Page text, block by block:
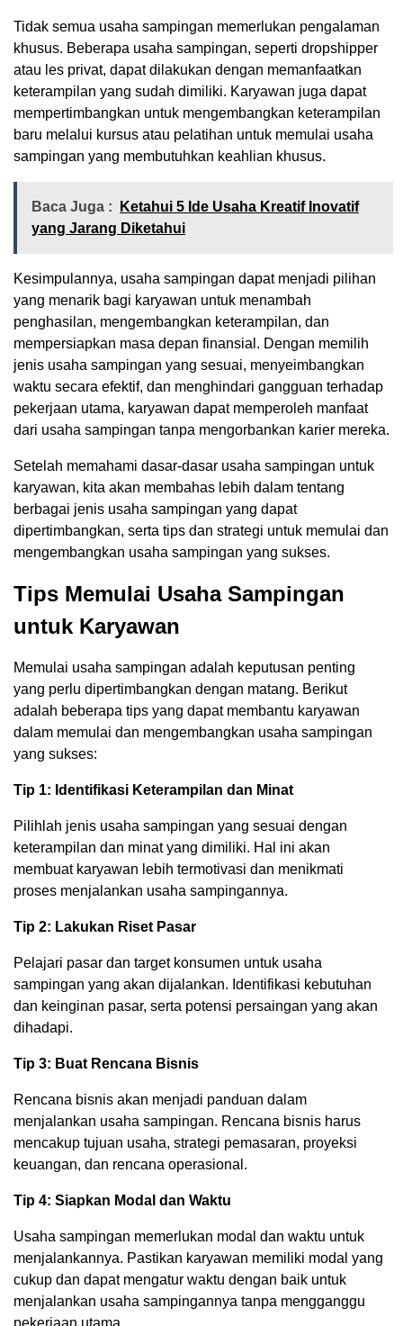
Tidak semua usaha sampingan memerlukan pengalaman
khusus. Beberapa usaha sampingan, seperti dropshipper
atau les privat, dapat dilakukan dengan memanfaatkan
keterampilan yang sudah dimiliki. Karyawan juga dapat
mempertimbangkan untuk mengembangkan keterampilan
baru melalui kursus atau pelatihan untuk memulai usaha
sampingan yang membutuhkan keahlian khusus.
Baca Juga :
Ketahui 5 Ide Usaha Kreatif Inovatif
yang Jarang Diketahui
Kesimpulannya, usaha sampingan dapat menjadi pilihan
yang menarik bagi karyawan untuk menambah
penghasilan, mengembangkan keterampilan, dan
mempersiapkan masa depan finansial. Dengan memilih
jenis usaha sampingan yang sesuai, menyeimbangkan
waktu secara efektif, dan menghindari gangguan terhadap
pekerjaan utama, karyawan dapat memperoleh manfaat
dari usaha sampingan tanpa mengorbankan karier mereka.
Setelah memahami dasar-dasar usaha sampingan untuk
karyawan, kita akan membahas lebih dalam tentang
berbagai jenis usaha sampingan yang dapat
dipertimbangkan, serta tips dan strategi untuk memulai dan
mengembangkan usaha sampingan yang sukses.
Tips Memulai Usaha Sampingan
untuk Karyawan
Memulai usaha sampingan adalah keputusan penting
yang perlu dipertimbangkan dengan matang. Berikut
adalah beberapa tips yang dapat membantu karyawan
dalam memulai dan mengembangkan usaha sampingan
yang sukses:
Tip 1: Identifikasi Keterampilan dan Minat
Pilihlah jenis usaha sampingan yang sesuai dengan
keterampilan dan minat yang dimiliki. Hal ini akan
membuat karyawan lebih termotivasi dan menikmati
proses menjalankan usaha sampingannya.
Tip 2: Lakukan Riset Pasar
Pelajari pasar dan target konsumen untuk usaha
sampingan yang akan dijalankan. Identifikasi kebutuhan
dan keinginan pasar, serta potensi persaingan yang akan
dihadapi.
Tip 3: Buat Rencana Bisnis
Rencana bisnis akan menjadi panduan dalam
menjalankan usaha sampingan. Rencana bisnis harus
mencakup tujuan usaha, strategi pemasaran, proyeksi
keuangan, dan rencana operasional.
Tip 4: Siapkan Modal dan Waktu
Usaha sampingan memerlukan modal dan waktu untuk
menjalankannya. Pastikan karyawan memiliki modal yang
cukup dan dapat mengatur waktu dengan baik untuk
menjalankan usaha sampingannya tanpa mengganggu